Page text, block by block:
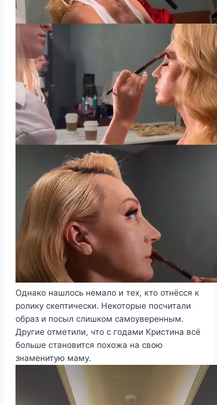
Однако нашлось немало и тех, кто отнёсся к
ролику скептически. Некоторые посчитали
образ и посыл слишком самоуверенным.
Другие отметили, что с годами Кристина всё
больше становится похожа на свою
знаменитую маму.